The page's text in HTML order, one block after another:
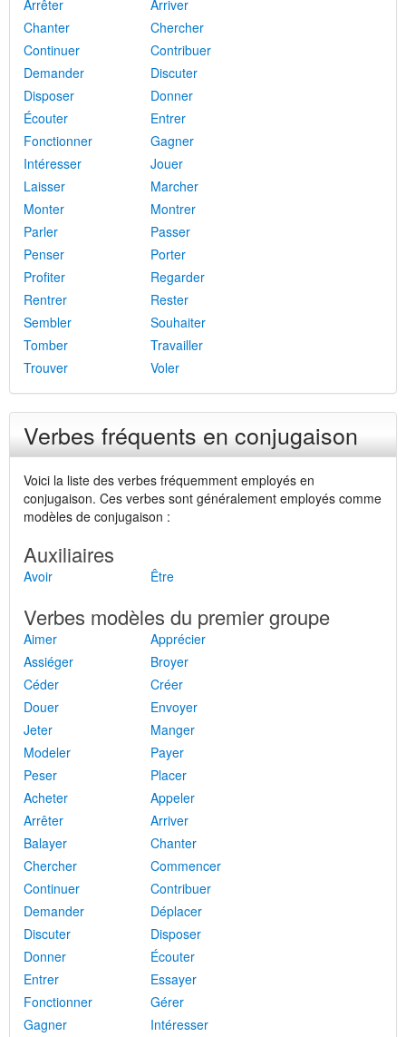
Arrêter
Arriver
Chanter
Chercher
Continuer
Contribuer
Demander
Discuter
Disposer
Donner
Écouter
Entrer
Fonctionner
Gagner
Intéresser
Jouer
Laisser
Marcher
Monter
Montrer
Parler
Passer
Penser
Porter
Profiter
Regarder
Rentrer
Rester
Sembler
Souhaiter
Tomber
Travailler
Trouver
Voler
Verbes fréquents en conjugaison
Voici la liste des verbes fréquemment employés en
conjugaison. Ces verbes sont généralement employés comme
modèles de conjugaison :
Auxiliaires
Avoir Être
Verbes modèles du premier groupe
Aimer
Apprécier
Assiéger
Broyer
Céder
Créer
Douer
Envoyer
Jeter
Manger
Modeler
Payer
Peser
Placer
Acheter
Appeler
Arrêter
Arriver
Balayer
Chanter
Chercher
Commencer
Continuer
Contribuer
Demander
Déplacer
Discuter
Disposer
Donner
Écouter
Entrer
Essayer
Fonctionner
Gérer
Gagner
Intéresser